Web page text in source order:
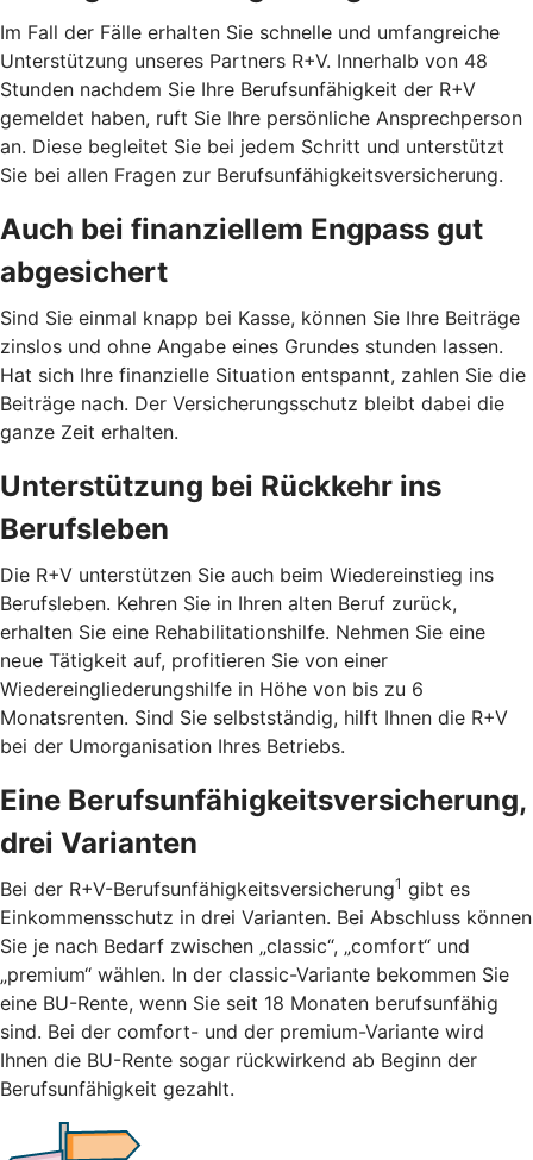
Im Fall der Fälle erhalten Sie schnelle und umfangreiche
Unterstützung unseres Partners R+V. Innerhalb von 48
Stunden nachdem Sie Ihre Berufsunfähigkeit der R+V
gemeldet haben, ruft Sie Ihre persönliche Ansprechperson
an. Diese begleitet Sie bei jedem Schritt und unterstützt
Sie bei allen Fragen zur Berufsunfähigkeitsversicherung.
Auch bei finanziellem Engpass gut
abgesichert
Sind Sie einmal knapp bei Kasse, können Sie Ihre Beiträge
zinslos und ohne Angabe eines Grundes stunden lassen.
Hat sich Ihre finanzielle Situation entspannt, zahlen Sie die
Beiträge nach. Der Versicherungsschutz bleibt dabei die
ganze Zeit erhalten.
Unterstützung bei Rückkehr ins
Berufsleben
Die R+V unterstützen Sie auch beim Wiedereinstieg ins
Berufsleben. Kehren Sie in Ihren alten Beruf zurück,
erhalten Sie eine Rehabilitationshilfe. Nehmen Sie eine
neue Tätigkeit auf, profitieren Sie von einer
Wiedereingliederungshilfe in Höhe von bis zu 6
Monatsrenten. Sind Sie selbstständig, hilft Ihnen die R+V
bei der Umorganisation Ihres Betriebs.
Eine Berufsunfähigkeitsversicherung,
drei Varianten
Bei der R+V-Berufsunfähigkeitsversicherung1 gibt es
Einkommensschutz in drei Varianten. Bei Abschluss können
Sie je nach Bedarf zwischen „classic“, „comfort“ und
„premium“ wählen. In der classic-Variante bekommen Sie
eine BU-Rente, wenn Sie seit 18 Monaten berufsunfähig
sind. Bei der comfort- und der premium-Variante wird
Ihnen die BU-Rente sogar rückwirkend ab Beginn der
Berufsunfähigkeit gezahlt.